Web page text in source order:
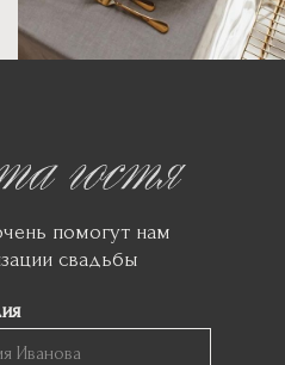
помогут нам
свадьбы